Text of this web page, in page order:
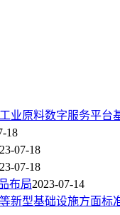
业原料数字服务平台
18
07-18
07-18
布局2023-07-14
新型基础设施方面标